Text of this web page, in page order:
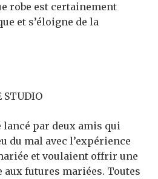
robe est certainement
et s’éloigne de la
STUDIO
lancé par deux amis qui
du mal avec l’expérience
et voulaient offrir une
futures mariées. Toutes